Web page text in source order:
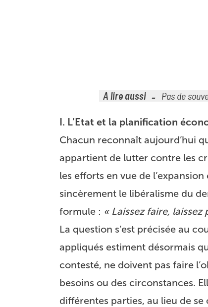
A lire aussi Pas de
I. L’Etat et la planification
Chacun reconnaît aujourd’hui
appartient de lutter contre les
les efforts en vue de
sincèrement le libéralisme du
formule : « Laissez faire, laissez
La question s’est précisée au
appliqués estiment désormais
contesté, ne doivent pas faire
besoins ou des circonstances.
différentes parties, au lieu de